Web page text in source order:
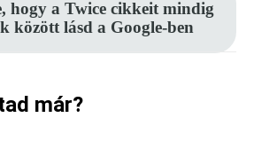
hogy a Twice cikkeit mindig
között lásd a Google-ben
már?